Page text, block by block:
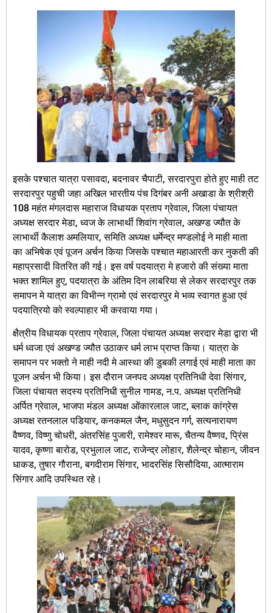
इसके पश्चात यात्रा पसावदा, बदनावर चैपाटी, सरदारपुरा होते हुए माही तट
सरदारपुर पहुची जहा अखिल भारतीय पंच दिगंबर अनी अखाडा के श्रीश्री
108 महंत मंगलदास महाराज विधायक प्रताप ग्रेवाल, जिला पंचायत
अध्यक्ष सरदार मेडा, ध्वज के लाभार्थी शिवांग ग्रेवाल, अखण्ड ज्यौत के
लाभार्थी कैलाश अमलियार, समिति अध्यक्ष धर्मेन्द्र मण्डलोई ने माही माता
का अभिषेक एवं पूजन अर्चन किया जिसके पश्चात महाआरती कर नुकती की
महाप्रसादी वितरित की गई। इस वर्ष पदयात्रा मे हजारो की संख्या माता
भक्त शामिल हुए, पदयात्रा के अंतिम दिन लाबरिया से लेकर सरदारपुर तक
समापन मे यात्रा का विभीन्न ग्रामो एवं सरदारपुर मे भव्य स्वागत हुआ एवं
पदयात्रियो को स्वल्पाहार भी करवाया गया।
क्षैत्रीय विधायक प्रताप ग्रेवाल, जिला पंचायत अध्यक्ष सरदार मेडा द्वारा भी
धर्म ध्वजा एवं अखण्ड ज्यौत उठाकर धर्म लाभ प्राप्त किया। यात्रा के
समापन पर भक्तो ने माही नदी मे आस्था की डुबकी लगाई एवं माही माता का
पूजन अर्चन भी किया। इस दौरान जनपद अध्यक्ष प्रतिनिधी देवा सिंगार,
जिला पंचायत सदस्य प्रतिनिधी सुनील गामड, न.प. अध्यक्ष प्रतिनिधी
अर्पित ग्रेवाल, भाजपा मंडल अध्यक्ष ओंकारलाल जाट, ब्लाक कांग्रेस
अध्यक्ष रतनलाल पडियार, कनकमल जैन, मधुसुदन गर्ग, सत्यनारायण
वैष्णव, विष्णु चोधरी, अंतरसिंह पुजारी, रामेश्वर मारू, चैतन्य वैष्णव, प्रिंस
यादव, कृष्णा बारोड, प्रभुलाल जाट, राजेन्द्र लोहार, शैलेन्द्र चोहान, जीवन
धाकड, तुषार गौराना, बगदीराम सिंगार, भादरसिंह सिसौदिया, आत्माराम
सिंगार आदि उपस्थित रहे।